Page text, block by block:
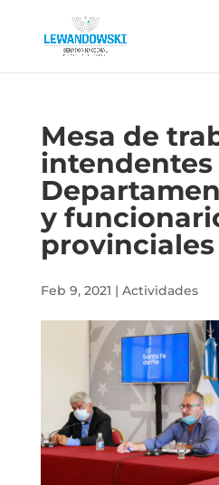
Mesa de
intendentes
y
provinciales
Feb 9, 2021 | Actividades